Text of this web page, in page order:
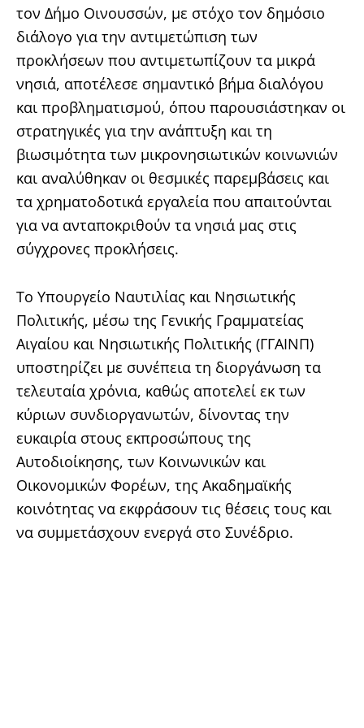
τον Δήμο Οινουσσών, με στόχο τον δημόσιο
διάλογο για την αντιμετώπιση των
προκλήσεων που αντιμετωπίζουν τα μικρά
νησιά, αποτέλεσε σημαντικό βήμα διαλόγου
και προβληματισμού, όπου παρουσιάστηκαν οι
στρατηγικές για την ανάπτυξη και τη
βιωσιμότητα των μικρονησιωτικών κοινωνιών
και αναλύθηκαν οι θεσμικές παρεμβάσεις και
τα χρηματοδοτικά εργαλεία που απαιτούνται
για να ανταποκριθούν τα νησιά μας στις
σύγχρονες προκλήσεις.
Το Υπουργείο Ναυτιλίας και Νησιωτικής
Πολιτικής, μέσω της Γενικής Γραμματείας
Αιγαίου και Νησιωτικής Πολιτικής (ΓΓΑΙΝΠ)
υποστηρίζει με συνέπεια τη διοργάνωση τα
τελευταία χρόνια, καθώς αποτελεί εκ των
κύριων συνδιοργανωτών, δίνοντας την
ευκαιρία στους εκπροσώπους της
Αυτοδιοίκησης, των Κοινωνικών και
Οικονομικών Φορέων, της Ακαδημαϊκής
κοινότητας να εκφράσουν τις θέσεις τους και
να συμμετάσχουν ενεργά στο Συνέδριο.